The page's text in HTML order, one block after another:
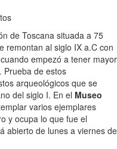
de Toscana situada a 75
remontan al siglo IX a.C con
empezó a tener mayor
Prueba de estos
arqueológicos que se
del siglo I. En el Museo
varios ejemplares
y ocupa lo que fue el
abierto de lunes a viernes de